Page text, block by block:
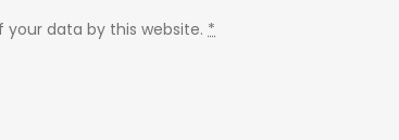
data by this website. *